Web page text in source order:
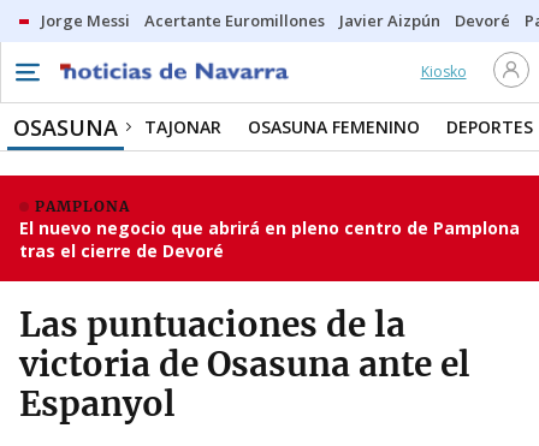
Jorge Messi Acertante Euromillones Javier Aizpún Devoré
Kiosko
OSASUNA TAJONAR OSASUNA FEMENINO DEPORTES
PAMPLONA
El nuevo negocio que abrirá en pleno centro de Pamplona
tras el cierre de Devoré
Las puntuaciones de la
victoria de Osasuna ante el
Espanyol